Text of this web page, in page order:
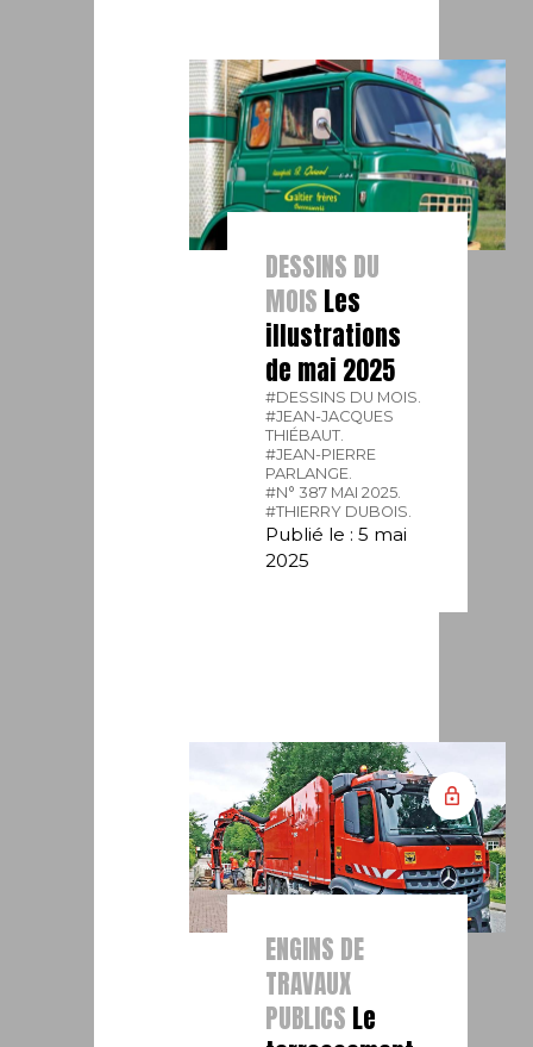
DESSINS DU
MOIS Les
illustrations
de mai 2025
#DESSINS DU MOIS.
#JEAN-JACQUES
THIÉBAUT.
#JEAN-PIERRE
PARLANGE.
#N° 387 MAI 2025.
#THIERRY DUBOIS.
Publié le : 5 mai
2025
ENGINS DE
TRAVAUX
PUBLICS Le